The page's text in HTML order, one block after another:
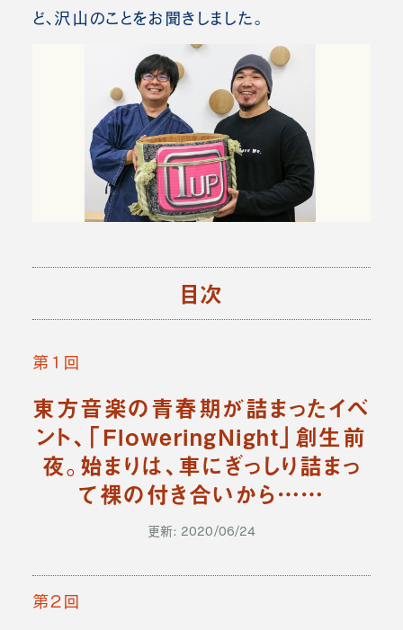
ど、沢山のことをお聞きしました。
目次
第１回
東方音楽の青春期が詰まったイベ
ント、「FloweringNight」創生前
夜。始まりは、車にぎっしり詰まっ
て裸の付き合いから……
更新: 2020/06/24
第２回